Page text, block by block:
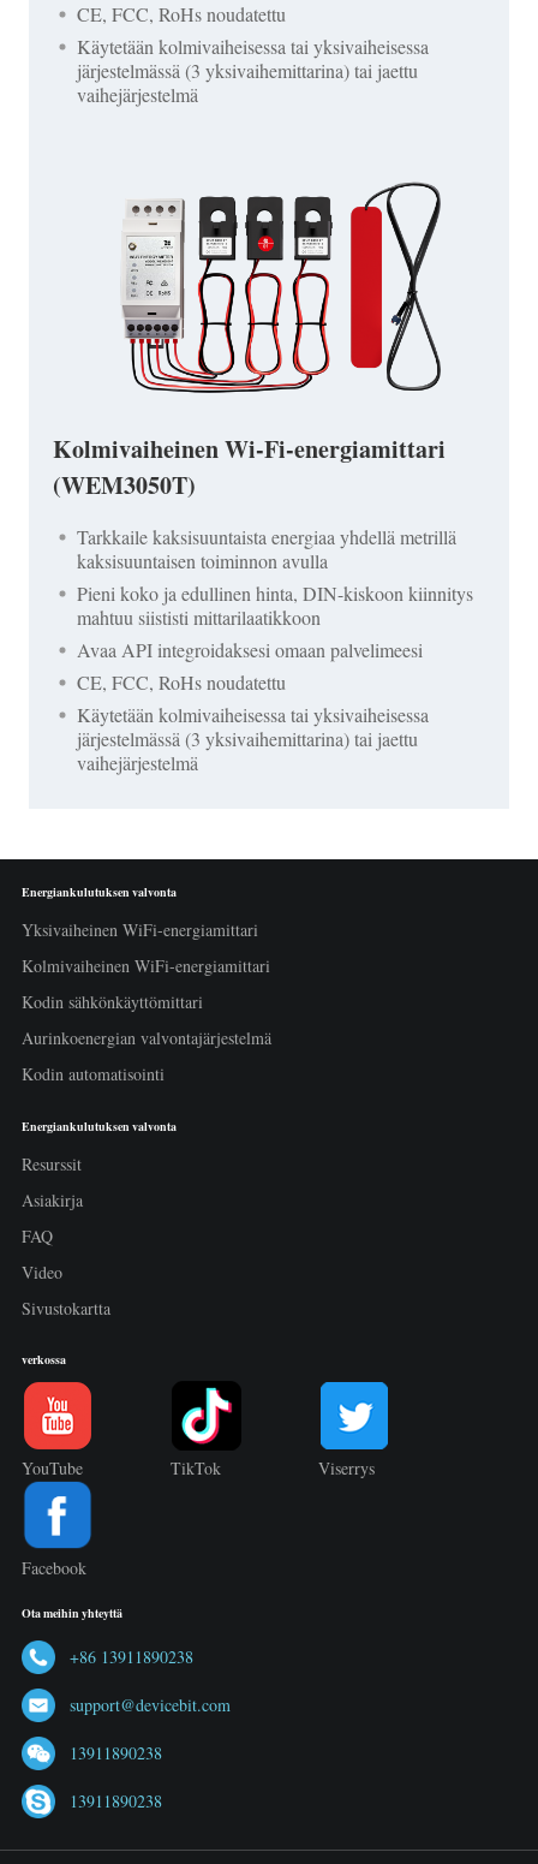
CE, FCC, RoHs noudatettu
Käytetään kolmivaiheisessa tai yksivaiheisessa
järjestelmässä (3 yksivaihemittarina) tai jaettu
vaihejärjestelmä
Kolmivaiheinen Wi-Fi-energiamittari
(WEM3050T)
Tarkkaile kaksisuuntaista energiaa yhdellä metrillä
kaksisuuntaisen toiminnon avulla
Pieni koko ja edullinen hinta, DIN-kiskoon kiinnitys
mahtuu siististi mittarilaatikkoon
Avaa API integroidaksesi omaan palvelimeesi
CE, FCC, RoHs noudatettu
Käytetään kolmivaiheisessa tai yksivaiheisessa
järjestelmässä (3 yksivaihemittarina) tai jaettu
vaihejärjestelmä
Energiankulutuksen valvonta
Yksivaiheinen WiFi-energiamittari
Kolmivaiheinen WiFi-energiamittari
Kodin sähkönkäyttömittari
Aurinkoenergian valvontajärjestelmä
Kodin automatisointi
Energiankulutuksen valvonta
Resurssit
Asiakirja
FAQ
Video
Sivustokartta
verkossa
YouTube TikTok Viserrys
Facebook
Ota meihin yhteyttä
+86 13911890238
support@devicebit.com
13911890238
13911890238